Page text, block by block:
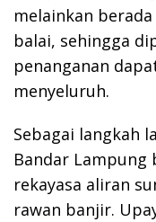
melainkan
balai, sehingga
penanganan
menyeluruh.
Sebagai langkah
Bandar Lampung
rekayasa aliran
rawan banjir.